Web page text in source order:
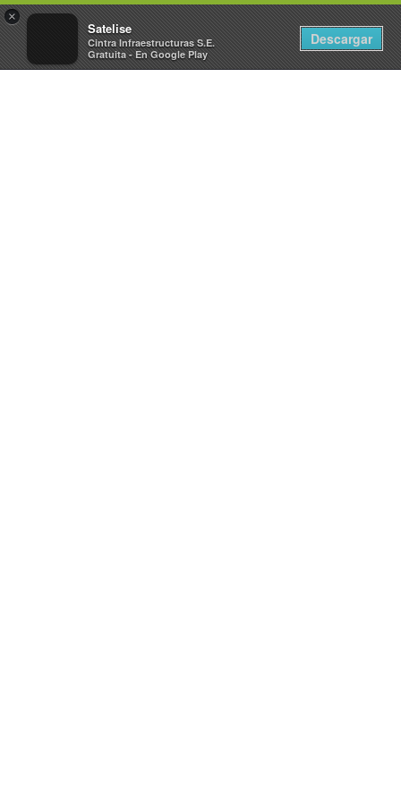
×
Satelise
Cintra Infraestructuras S.E.
Gratuita - En Google Play
Descargar
Toggle